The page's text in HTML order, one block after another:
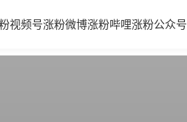
视频号涨粉微博涨粉哔哩涨粉公众号